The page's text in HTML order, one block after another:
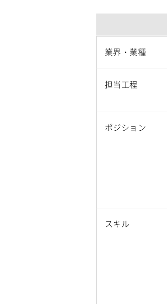
業界・業種
担当工程
ポジション
スキル